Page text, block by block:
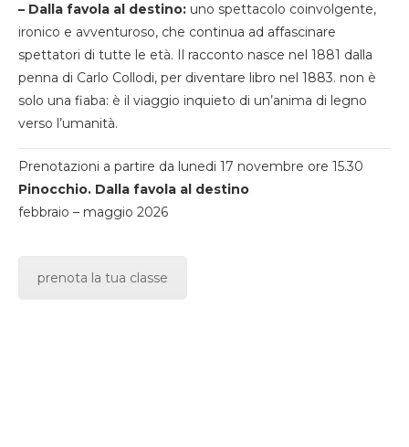
– Dalla favola al destino: uno spettacolo coinvolgente,
ironico e avventuroso, che continua ad affascinare
spettatori di tutte le età. Il racconto nasce nel 1881 dalla
penna di Carlo Collodi, per diventare libro nel 1883. non è
solo una fiaba: è il viaggio inquieto di un’anima di legno
verso l’umanità.
Prenotazioni a partire da lunedi 17 novembre ore 15.30
Pinocchio. Dalla favola al destino
febbraio – maggio 2026
prenota la tua classe